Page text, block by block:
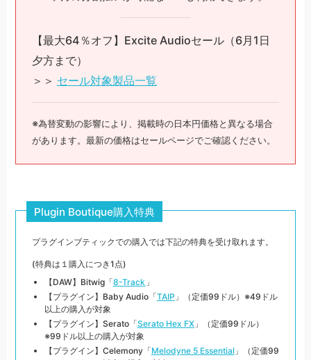
【最大64％オフ】Excite Audioセール（6月1日
夕方まで）
＞＞ セール対象製品一覧
※為替変動の影響により、掲載時の日本円価格と異なる場合
があります。最新の価格はセールページでご確認ください。
Plugin Boutique購入特典
プラグインブティックでの購入では下記の特典を受け取れます。
(特典は１購入につき1点)
【DAW】Bitwig「8-Track 」
【プラグイン】Baby Audio「TAIP 」（定価99ドル）※49ドル
以上の購入が対象
【プラグイン】Serato「Serato Hex FX」（定価99ドル）
※99ドル以上の購入が対象
【プラグイン】Celemony「Melodyne 5 Essential」（定価99